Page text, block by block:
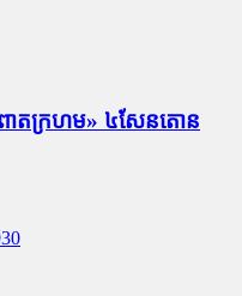
ោតក្រហម» ៤សែនតោន